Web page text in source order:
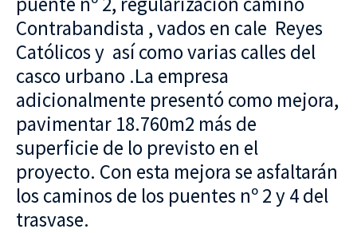
Contrabandista , vados en cale Reyes
Católicos y así como varias calles del
casco urbano .La empresa
adicionalmente presentó como mejora,
pavimentar 18.760m2 más de
superficie de lo previsto en el
proyecto. Con esta mejora se asfaltarán
los caminos de los puentes nº 2 y 4 del
trasvase.